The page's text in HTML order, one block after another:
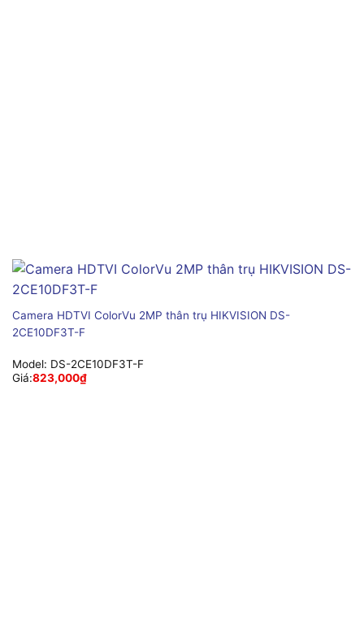
Camera HDTVI ColorVu 2MP thân trụ HIKVISION DS-
2CE10DF3T-F
Model: DS-2CE10DF3T-F
Giá:823,000₫